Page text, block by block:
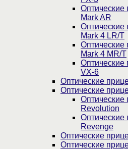
Оптические
Mark AR
Оптические
Mark 4 LR/T
Оптические
Mark 4 MR/T
Оптические
VX-6
Оптические
Оптические
Оптические
Revolution
Оптические
Revenge
Оптические
Оптические